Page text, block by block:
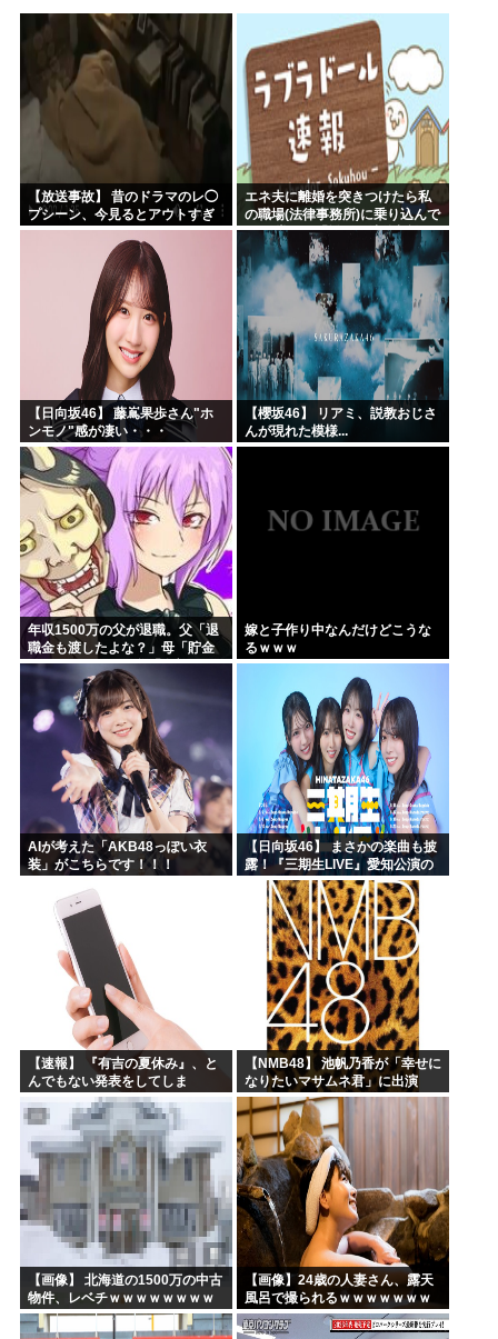
韓国人「SKハイニックスが10%台の暴落！外国人投資家と...
【激震】 韓国人「韓国サッカー協会、W杯・五輪で複数回の...
ジョジョの「ヴァニラアイス」とかいうスタンド使い、流石に...
ロールちゃん描いたwww
「週刊少年ジャンプ」 発行部数が初の100万部割れ
【放送事故】 昔のドラマのレ◯
プシーン、今見るとアウトすぎ
る・・・
エネ夫に離婚を突きつけたら私
の職場(法律事務所)に乗り込んで
きた 堂々と「離婚の法律相談で
す。母の薦めでこちらに参りま
した」と言っているが、...
【日向坂46】 藤嶌果歩さん"ホ
ンモノ"感が凄い・・・
【櫻坂46】 リアミ、説教おじさ
んが現れた模様...
年収1500万の父が退職。父「退
職金も渡したよな？」母「貯金
なんてないよー」父「全部なく
なったの！？」→予想外の返事
に家族騒然となり…
嫁と子作り中なんだけどこうな
るｗｗｗ
AIが考えた「AKB48っぽい衣
装」がこちらです！！！
【日向坂46】 まさかの楽曲も披
露！『三期生LIVE』愛知公演の
レポがこちら
【速報】 『有吉の夏休み』、と
んでもない発表をしてしま
う！！！！！
【NMB48】 池帆乃香が「幸せに
なりたいマサムネ君」に出演
【画像】 北海道の1500万の中古
物件、レベチｗｗｗｗｗｗｗｗ
ｗｗｗｗｗｗｗｗｗｗｗｗ
【画像】24歳の人妻さん、露天
風呂で撮られるｗｗｗｗｗｗｗ
ｗｗｗｗｗｗｗｗｗｗ